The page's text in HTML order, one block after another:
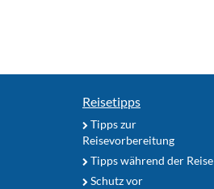
Reisetipps
Tipps zur
Reisevorbereitung
Tipps während der Reise
Schutz vor